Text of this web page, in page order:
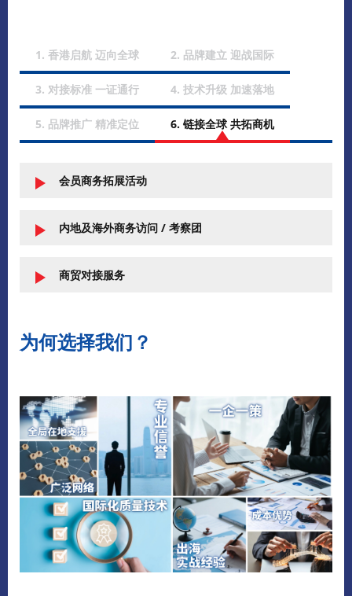
1. 香港启航 迈向全球 2. 品牌建立 迎战国际
3. 对接标准 一证通行 4. 技术升级 加速落地
5. 品牌推广 精准定位 6. 链接全球 共拓商机
会员商务拓展活动
内地及海外商务访问 / 考察团
商贸对接服务
为何选择我们？